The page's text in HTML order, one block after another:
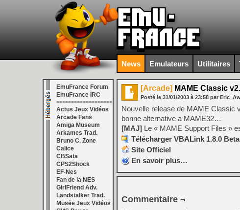
News Emulateurs Utilitaires
EmuFrance Forum
EmuFrance IRC
===================
Actus Jeux Vidéos
Arcade Fans
Amiga Museum
Arkames Trad.
Bruno C. Zone
Calice
CBSata
CPS2Shock
EF-Nes
Fan de la NES
GirlFriend Adv.
Landstalker Trad.
Musée Jeux Vidéos
[Arcade] MAME Classic
Posté le 31/01/2003 à 23:58 par
Nouvelle release de MAME Classic
bonne alternative a MAME32…
[MAJ] Le « MAME Support Files »
Télécharger VBALink 1.8.0
Site Officiel
En savoir plus…
Commentaire ¬